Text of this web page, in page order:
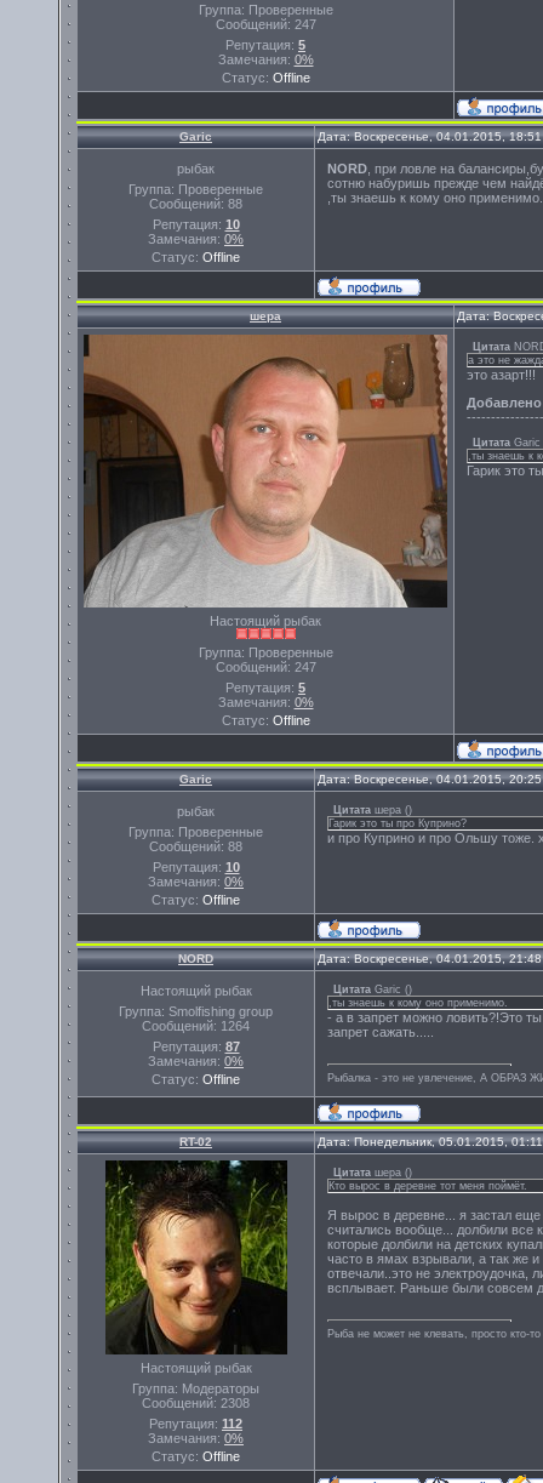
Группа: Проверенные
Сообщений: 247
Репутация: 5
Замечания: 0%
Статус: Offline
Garic Дата: Воскресенье, 04.01.2015,
рыбак
Группа: Проверенные
Сообщений: 88
Репутация: 10
Замечания: 0%
Статус: Offline
NORD , при ловле на
сотню набуришь прежде чем
,ты знаешь к кому оно применимо.
шера Дата:
Настоящий рыбак
Группа: Проверенные
Сообщений: 247
Репутация: 5
Замечания: 0%
Статус: Offline
Цитата
а это не
это азарт!!!
Добавлено
Цитата Garic
,ты знаешь к
Гарик это
Garic Дата: Воскресенье, 04.01.2015,
рыбак
Группа: Проверенные
Сообщений: 88
Репутация: 10
Замечания: 0%
Статус: Offline
Цитата шера ()
Гарик это ты про Куприно?
и про Куприно и про Ольшу тоже.
NORD Дата: Воскресенье, 04.01.2015,
Настоящий рыбак
Группа: Smolfishing group
Сообщений: 1264
Репутация: 87
Замечания: 0%
Статус: Offline
Цитата Garic ()
,ты знаешь к кому оно применимо.
- а в запрет можно ловить?!Это
запрет сажать.....
Рыбалка - это не увлечение, А ОБРАЗ
RT-02 Дата: Понедельник, 05.01.2015,
Настоящий рыбак
Группа: Модераторы
Сообщений: 2308
Репутация: 112
Замечания: 0%
Статус: Offline
Цитата шера ()
Кто вырос в деревне тот меня поймёт.
Я вырос в деревне... я застал
считались вообще... долбили все
которые долбили на детских
часто в ямах взрывали, а так же
отвечали..это не электроудочка,
всплывает. Раньше были совсем
Рыба не может не клевать, просто кто-